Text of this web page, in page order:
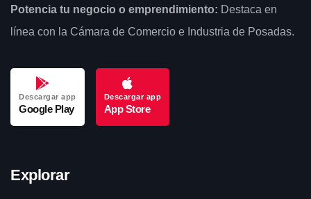
Potencia tu negocio o emprendimiento: Destaca en
línea con la Cámara de Comercio e Industria de Posadas.
Descargar app
Google Play
Descargar app
App Store
Explorar